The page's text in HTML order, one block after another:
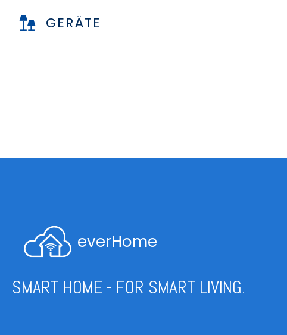
GERÄTE
everHome
SMART HOME - FOR SMART LIVING.